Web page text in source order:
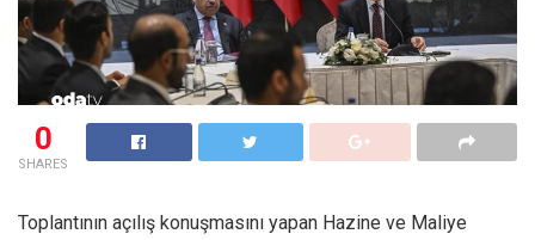
0
SHARES
Toplantının açılış konuşmasını yapan Hazine ve Maliye